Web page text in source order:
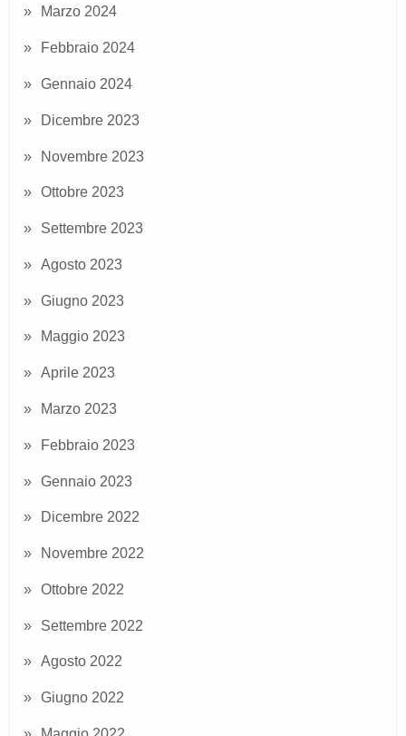
Marzo 2024
Febbraio 2024
Gennaio 2024
Dicembre 2023
Novembre 2023
Ottobre 2023
Settembre 2023
Agosto 2023
Giugno 2023
Maggio 2023
Aprile 2023
Marzo 2023
Febbraio 2023
Gennaio 2023
Dicembre 2022
Novembre 2022
Ottobre 2022
Settembre 2022
Agosto 2022
Giugno 2022